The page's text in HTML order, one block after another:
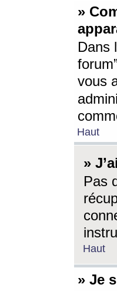
»
Dans
vous
Haut
»
Pas
Haut
» Je